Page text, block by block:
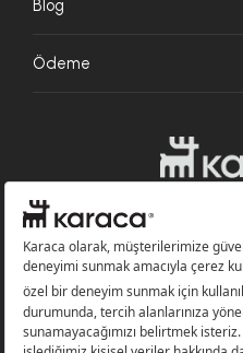
Blog
Ödeme
Websitesinde kullanılan